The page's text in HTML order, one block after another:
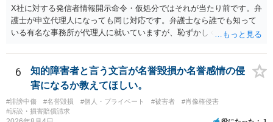
いと考えられます。仮に具体的な画面構成の一部に創作性が認められ
ても、その権利は当該部分に限られ、ご相談者の写真や文章等を制作
実績として掲載する権限まで当然に生じるものではありません。 もっ
の同意があれば別です。また、単に制作を担当した事実を記載した
り、公開中のサイトへリンクしたりする行為まで当然に禁止できると
は限りません。 人物写真については、通常のSNSへの無断掲載と同
様、掲載目的、態様、必要性、本人の特定可能性等から判断されま
す。営業目的であり、本人も掲載を拒否していることは、違法性を認
める方向の事情となりますが、自動的に肖像権侵害となるわけではあ
X社に対する発信者情報開示命令・仮処分ではそれが当たり前です。弁
護士が申立代理人になっても同じ対応です。弁護士なら誰でも知って
いる有名な事務所が代理人に就いていますが、恥ずかしくないのだろ
6
知的障害者と言う文言が名誉毀損か名誉感情の侵
害になるか教えてほしい。
#誹謗中傷 #名誉毀損 #個人・プライベート #被害者
#肖像権侵害
#訴訟・損害賠償請求